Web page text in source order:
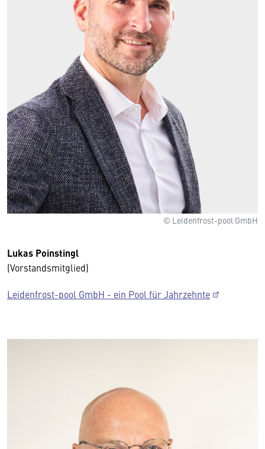
© Leidenfrost-pool GmbH
Lukas Poinstingl
(Vorstandsmitglied)
Leidenfrost-pool GmbH - ein Pool für Jahrzehnte